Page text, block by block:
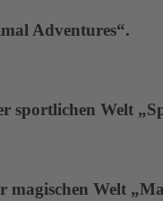
Adventures“.
sportlichen Welt
magischen Welt